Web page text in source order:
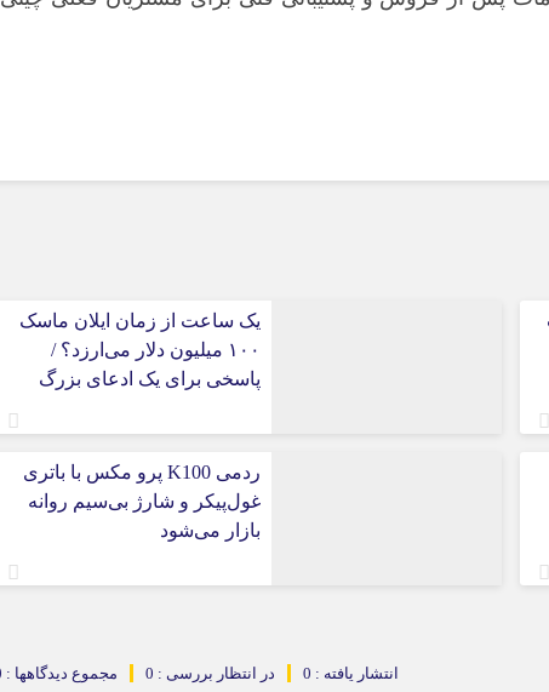
یک ساعت از زمان ایلان ماسک
۱۰۰ میلیون دلار می‌ارزد؟ /
پاسخی برای یک ادعای بزرگ
ردمی K100 پرو مکس با باتری
غول‌پیکر و شارژ بی‌سیم روانه
بازار می‌شود
مجموع دیدگاهها : 0 در انتظار بررسی : 0 انتشار یافته : 0